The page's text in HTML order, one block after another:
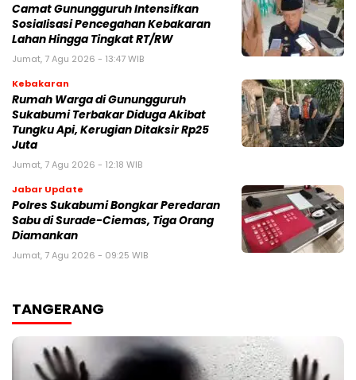
‎‎Camat Gunungguruh Intensifkan
Sosialisasi Pencegahan Kebakaran
Lahan Hingga Tingkat RT/RW‎
Jumat, 7 Agu 2026 - 13:47 WIB
Kebakaran
‎Rumah Warga di Gunungguruh
Sukabumi Terbakar Diduga Akibat
Tungku Api, Kerugian Ditaksir Rp25
Juta
Jumat, 7 Agu 2026 - 12:18 WIB
Jabar Update
Polres Sukabumi Bongkar Peredaran
Sabu di Surade-Ciemas, Tiga Orang
Diamankan
Jumat, 7 Agu 2026 - 09:25 WIB
TANGERANG